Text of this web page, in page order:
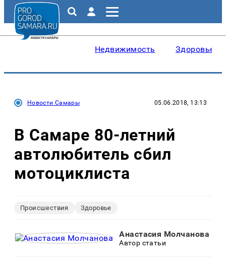
Недвижимость Здоровье
Новости Самары 05.06.2018, 13:13
В Самаре 80-летний
автолюбитель сбил
мотоциклиста
Происшествия Здоровье
Анастасия Молчанова
Автор статьи